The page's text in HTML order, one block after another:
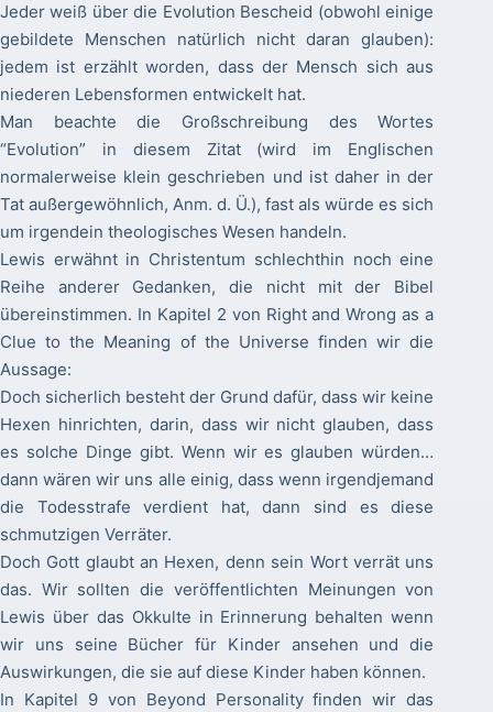
Jeder weiß über die Evolution Bescheid (obwohl einige
gebildete Menschen natürlich nicht daran glauben):
jedem ist erzählt worden, dass der Mensch sich aus
niederen Lebensformen entwickelt hat.
Man beachte die Großschreibung des Wortes
“Evolution” in diesem Zitat (wird im Englischen
normalerweise klein geschrieben und ist daher in der
Tat außergewöhnlich, Anm. d. Ü.), fast als würde es sich
um irgendein theologisches Wesen handeln.
Lewis erwähnt in Christentum schlechthin noch eine
Reihe anderer Gedanken, die nicht mit der Bibel
übereinstimmen. In Kapitel 2 von Right and Wrong as a
Clue to the Meaning of the Universe finden wir die
Aussage:
Doch sicherlich besteht der Grund dafür, dass wir keine
Hexen hinrichten, darin, dass wir nicht glauben, dass
es solche Dinge gibt. Wenn wir es glauben würden…
dann wären wir uns alle einig, dass wenn irgendjemand
die Todesstrafe verdient hat, dann sind es diese
schmutzigen Verräter.
Doch Gott glaubt an Hexen, denn sein Wort verrät uns
das. Wir sollten die veröffentlichten Meinungen von
Lewis über das Okkulte in Erinnerung behalten wenn
wir uns seine Bücher für Kinder ansehen und die
Auswirkungen, die sie auf diese Kinder haben können.
In Kapitel 9 von Beyond Personality finden wir das